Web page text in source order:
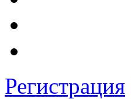
Регистрация